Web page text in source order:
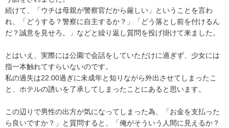
続けて、「ウチは母親が警察官だから厳しい」ということを言わ
れ、「どうする？警察に自主するか？」「どう落とし前を付けるん
だ？誠意を見せろ。」などと繰り返し質問を投げ掛けて来ました。
とはいえ、実際には公園で会話をしていただけに過ぎず、少女には
指一本触れてすらいないのです。
私の過失は22:00過ぎに未成年と知りながら外出させてしまったこ
と、ホテルの誘いを了承してしまったことにあると思います。
この辺りで男性の出方が気になってしまった為、「お金を支払った
ら良いですか？」と質問すると、「俺がそういう人間に見えるか？